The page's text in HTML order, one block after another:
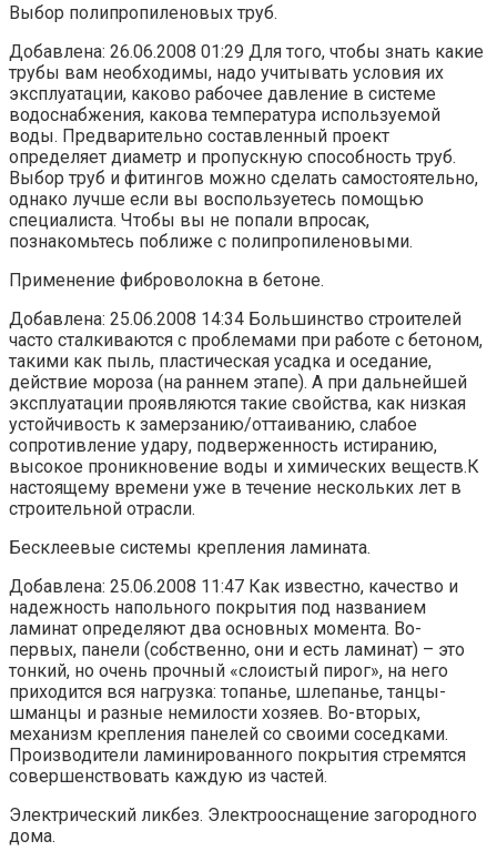
Выбор полипропиленовых труб.
Добавлена: 26.06.2008 01:29 Для того, чтобы знать какие
трубы вам необходимы, надо учитывать условия их
эксплуатации, каково рабочее давление в системе
водоснабжения, какова температура используемой
воды. Предварительно составленный проект
определяет диаметр и пропускную способность труб.
Выбор труб и фитингов можно сделать самостоятельно,
однако лучше если вы воспользуетесь помощью
специалиста. Чтобы вы не попали впросак,
познакомьтесь поближе с полипропиленовыми.
Применение фиброволокна в бетоне.
Добавлена: 25.06.2008 14:34 Большинство строителей
часто сталкиваются с проблемами при работе с бетоном,
такими как пыль, пластическая усадка и оседание,
действие мороза (на раннем этапе). А при дальнейшей
эксплуатации проявляются такие свойства, как низкая
устойчивость к замерзанию/оттаиванию, слабое
сопротивление удару, подверженность истиранию,
высокое проникновение воды и химических веществ.К
настоящему времени уже в течение нескольких лет в
строительной отрасли.
Бесклеевые системы крепления ламината.
Добавлена: 25.06.2008 11:47 Как известно, качество и
надежность напольного покрытия под названием
ламинат определяют два основных момента. Во-
первых, панели (собственно, они и есть ламинат) – это
тонкий, но очень прочный «слоистый пирог», на него
приходится вся нагрузка: топанье, шлепанье, танцы-
шманцы и разные немилости хозяев. Во-вторых,
механизм крепления панелей со своими соседками.
Производители ламинированного покрытия стремятся
совершенствовать каждую из частей.
Электрический ликбез. Электрооснащение загородного
дома.